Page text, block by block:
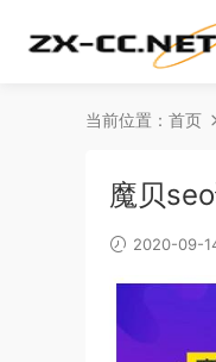
当前位置： 首页
魔贝
2020-09-